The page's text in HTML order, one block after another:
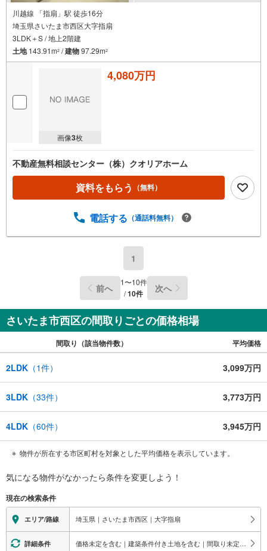
川越線 「指扇」駅 徒歩16分
埼玉県さいたま市西区大字指扇
3LDK＋S / 地上2階建
土地143.91m2 /建物97.29m2
画像3枚
4,080万円
不動産無料相談センター（株）クオリアホーム
資料をもらう （無料）
電話する （通話料無料）
1
前へ 1〜10件
/10件 次へ
さいたま市西区の間取りごとの価格相場
間取り（該当物件数） 平均価格
2LDK （1件） 3,099万円
3LDK （33件） 3,773万円
4LDK （60件） 3,945万円
物件が所在する市区町村を対象とした平均価格を表示しています。
気になる物件がなかったら条件を変更しよう！
現在の検索条件
エリア/路線 埼玉県｜さいたま市西区｜大字指扇
詳細条件 価格未定を含む｜建築条件付き土地を含む｜間取り未定を含む